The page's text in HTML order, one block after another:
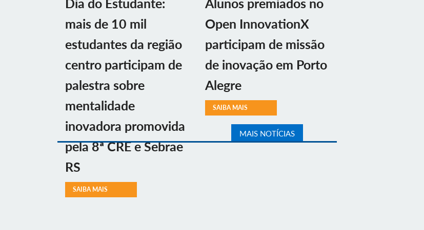
Dia do Estudante:
mais de 10 mil
estudantes da região
centro participam de
palestra sobre
mentalidade
inovadora promovida
pela 8ª CRE e Sebrae
RS
SAIBA MAIS
Alunos premiados no
Open InnovationX
participam de missão
de inovação em Porto
Alegre
SAIBA MAIS
MAIS NOTÍCIAS